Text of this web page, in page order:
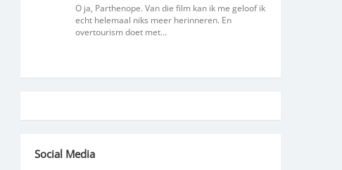
O ja, Parthenope. Van die film kan ik me geloof ik
echt helemaal niks meer herinneren. En
overtourism doet met…
Social Media